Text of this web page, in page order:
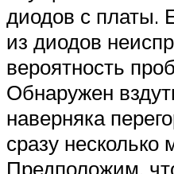
диодов с платы.
из диодов
вероятность
Обнаружен
наверняка
сразу
Предположим,